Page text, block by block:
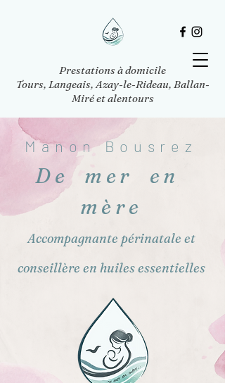
Prestations à domicile
Tours, Langeais, Azay-le-Rideau, Ballan-
Miré et alentours
Manon Bousrez
De mer en
mère
Accompagnante périnatale et
conseillère en huiles essentielles